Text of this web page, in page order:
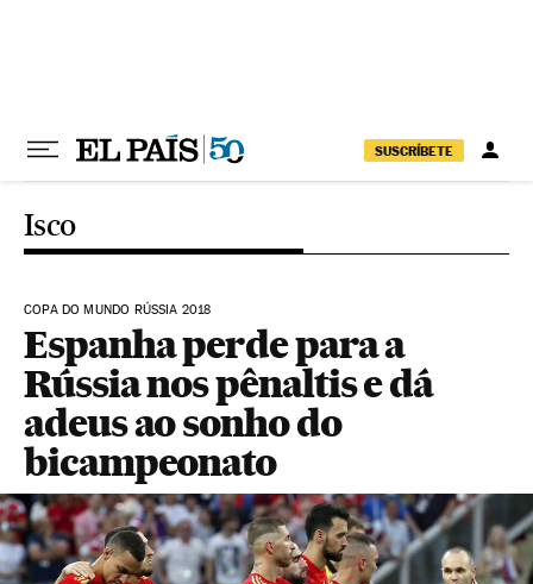
SUSCRÍBETE
Isco
COPA DO MUNDO RÚSSIA 2018
Espanha perde para a
Rússia nos pênaltis e dá
adeus ao sonho do
bicampeonato